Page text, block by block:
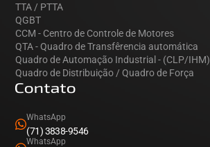
TTA / PTTA
QGBT
CCM - Centro de Controle de Motores
QTA - Quadro de Transfêrencia automática
Quadro de Automação Industrial - (CLP/IHM)
Quadro de Distribuição / Quadro de Força
Contato
WhatsApp
(71) 3838-9546
WhatsApp